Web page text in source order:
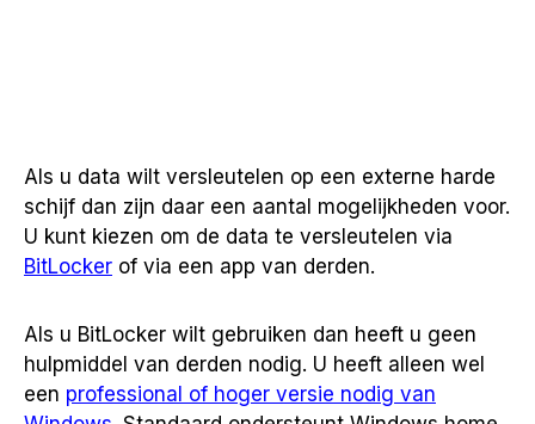
Als u data wilt versleutelen op een externe harde
schijf dan zijn daar een aantal mogelijkheden voor.
U kunt kiezen om de data te versleutelen via
BitLocker of via een app van derden.
Als u BitLocker wilt gebruiken dan heeft u geen
hulpmiddel van derden nodig. U heeft alleen wel
een professional of hoger versie nodig van